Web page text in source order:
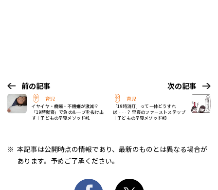
前の記事
育児
イヤイヤ・癇癪・不機嫌が激減!?
「19時就寝」で負のループを抜け出
す｜子どもの早寝メソッド#1
次の記事
育児
「19時消灯」って一体どうすれ
ば……？ 早寝のファーストステップ
｜子どもの早寝メソッド#3
本記事は公開時点の情報であり、最新のものとは異なる場合が
あります。予めご了承ください。